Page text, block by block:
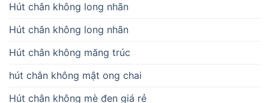
Hút chân không long nhãn
Hút chân không long nhãn
Hút chân không măng trúc
hút chân không mật ong chai
Hút chân không mè đen giá rẻ